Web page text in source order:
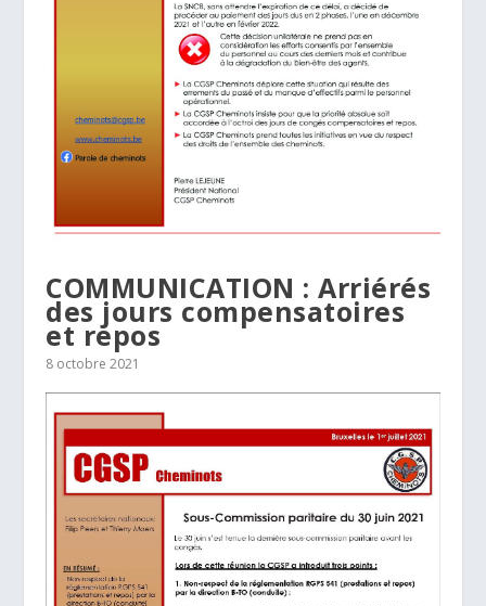
COMMUNICATION : Arriérés
des jours compensatoires
et repos
8 octobre 2021